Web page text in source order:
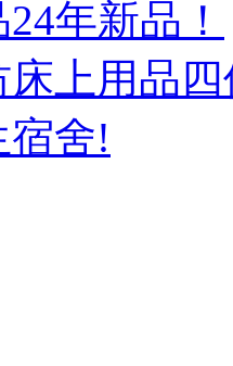
年新品！
上用品
宿舍!